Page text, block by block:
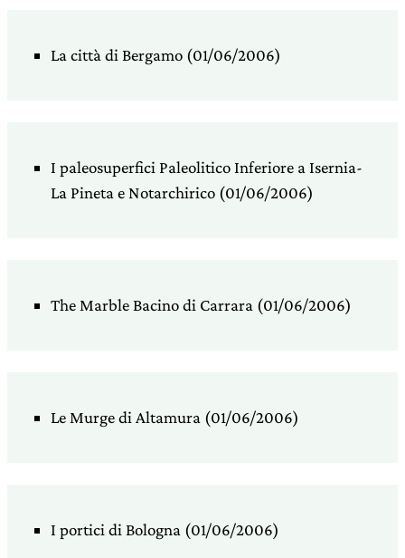
La città di Bergamo (01/06/2006)
I paleosuperfici Paleolitico Inferiore a Isernia-
La Pineta e Notarchirico (01/06/2006)
The Marble Bacino di Carrara (01/06/2006)
Le Murge di Altamura (01/06/2006)
I portici di Bologna (01/06/2006)